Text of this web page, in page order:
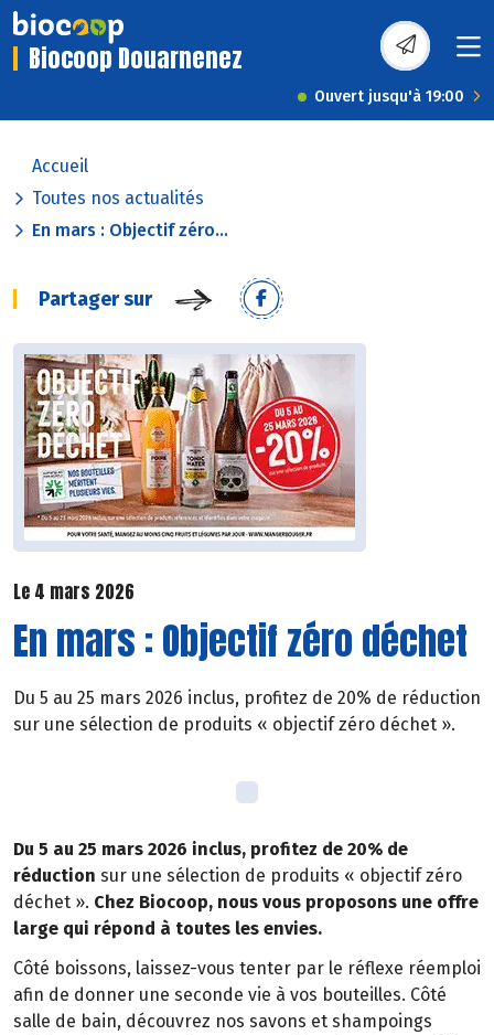
Biocoop Douarnenez
Ouvert jusqu'à 19:00
Accueil
Toutes nos actualités
En mars : Objectif zéro...
Partager sur
Le 4 mars 2026
En mars : Objectif zéro déchet
Du 5 au 25 mars 2026 inclus, profitez de 20% de réduction
sur une sélection de produits « objectif zéro déchet ».
Du 5 au 25 mars 2026 inclus, profitez de 20% de
réduction sur une sélection de produits « objectif zéro
déchet ». Chez Biocoop, nous vous proposons une offre
large qui répond à toutes les envies.
Côté boissons, laissez-vous tenter par le réflexe réemploi
afin de donner une seconde vie à vos bouteilles. Côté
salle de bain, découvrez nos savons et shampoings